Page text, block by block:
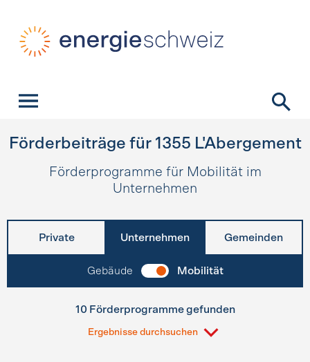
Förderbeiträge für 1355 L'Abergement
Förderprogramme für Mobilität im
Unternehmen
Private Unternehmen Gemeinden
Gebäude Mobilität
10 Förderprogramme gefunden
Ergebnisse durchsuchen